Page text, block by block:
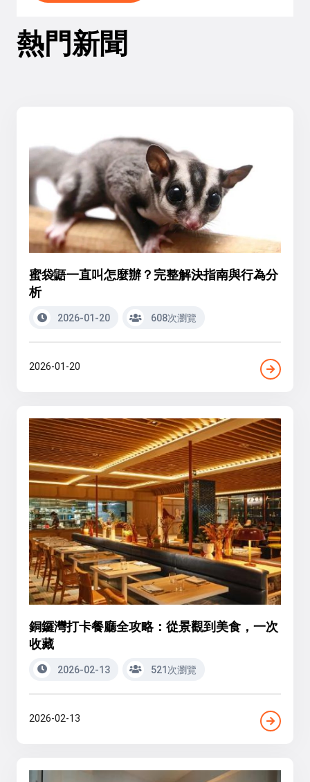
熱門新聞
蜜袋鼯一直叫怎麼辦？完整解決指南與行為分
析
2026-01-20 608次瀏覽
2026-01-20
銅鑼灣打卡餐廳全攻略：從景觀到美食，一次
收藏
2026-02-13 521次瀏覽
2026-02-13